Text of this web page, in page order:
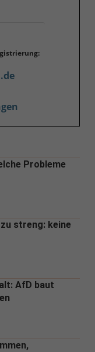
Probleme
streng: keine
AfD baut